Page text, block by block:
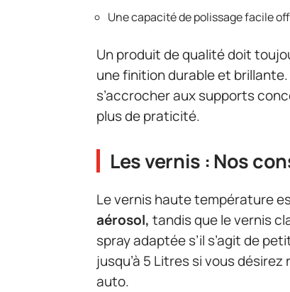
Une capacité de polissage facile
Un produit de qualité doit
une finition durable et
s’accrocher aux supports
plus de praticité.
Les vernis : Nos
Le vernis haute température
aérosol, tandis que le vernis
spray adaptée s’il s’agit de
jusqu’à 5 Litres si vous
auto.